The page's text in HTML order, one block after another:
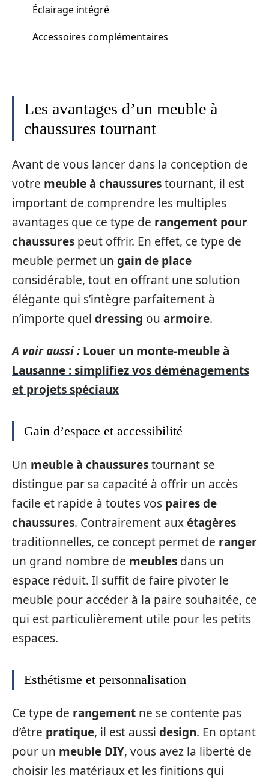
Éclairage intégré
Accessoires complémentaires
Les avantages d’un meuble à
chaussures tournant
Avant de vous lancer dans la conception de
votre meuble à chaussurestournant, il est
important de comprendre les multiples
avantages que ce type de rangement pour
chaussures peut offrir. En effet, ce type de
meuble permet un gain de place
considérable, tout en offrant une solution
élégante qui s’intègre parfaitement à
n’importe quel dressing ou armoire.
A voir aussi : Louer un monte-meuble à
Lausanne : simplifiez vos déménagements
et projets spéciaux
Gain d’espace et accessibilité
Un meuble à chaussurestournant se
distingue par sa capacité à offrir un accès
facile et rapide à toutes vos paires de
chaussures. Contrairement auxétagères
traditionnelles, ce concept permet de ranger
un grand nombre de meubles dans un
espace réduit. Il suffit de faire pivoter le
meuble pour accéder à la paire souhaitée, ce
qui est particulièrement utile pour les petits
espaces.
Esthétisme et personnalisation
Ce type de rangement ne se contente pas
d’être pratique, il est aussi design. En optant
pour un meuble DIY, vous avez la liberté de
choisir les matériaux et les finitions qui